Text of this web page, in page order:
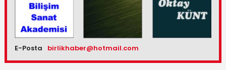
E-Posta birlikhaber@hotmail.com